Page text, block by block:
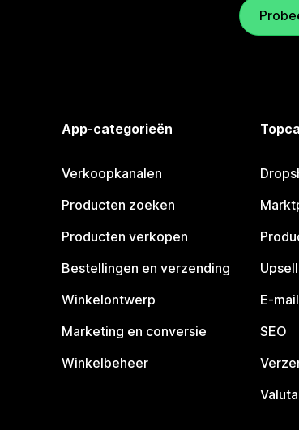
App-categorieën
Verkoopkanalen
Producten zoeken
Producten verkopen
Bestellingen en verzending
Winkelontwerp
Marketing en conversie
Winkelbeheer
E-
SEO